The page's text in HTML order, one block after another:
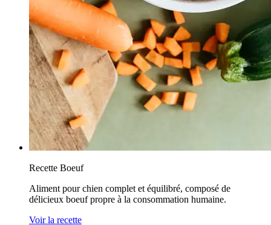
Recette Boeuf
Aliment pour chien complet et équilibré, composé de
délicieux boeuf propre à la consommation humaine.
Voir la recette